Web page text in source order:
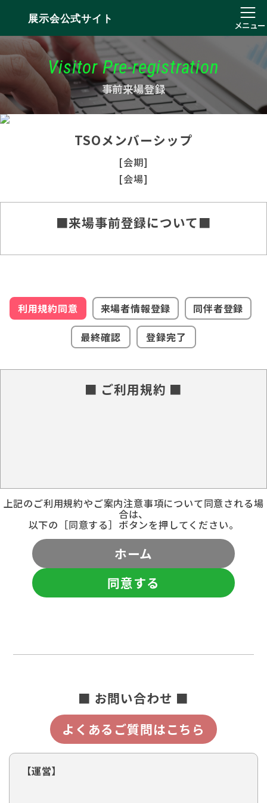
展示会公式サイト
メニュー
Visitor Pre-registration
事前来場登録
TSOメンバーシップ
[会期]
[会場]
■来場事前登録について■
利用規約同意 来場者情報登録
同伴者登録
最終確認
登録完了
■ ご利用規約 ■
上記のご利用規約やご案内注意事項について同意される場
合は、
以下の［同意する］ボタンを押してください。
ホーム
同意する
■ お問い合わせ ■
よくあるご質問はこちら
【運営】